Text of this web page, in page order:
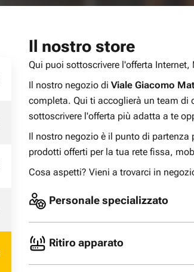
Il nostro store
Qui puoi sottoscrivere l'offerta Internet,
Il nostro negozio diViale Giacomo
completa. Qui ti accoglierà un team di
sottoscrivere l'offerta più adatta a te
Il nostro negozio è il punto di partenza
prodotti offerti per la tua rete fissa,
Cosa aspetti? Vieni a trovarci in
Personale specializzato
Ritiro apparato